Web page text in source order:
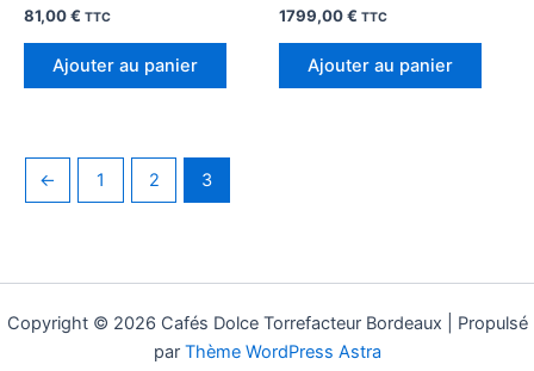
81,00€ TTC
Ajouter au panier
1799,00€ TTC
Ajouter au panier
← 1 2 3
Copyright © 2026 Cafés Dolce Torrefacteur Bordeaux | Propulsé
par Thème WordPress Astra